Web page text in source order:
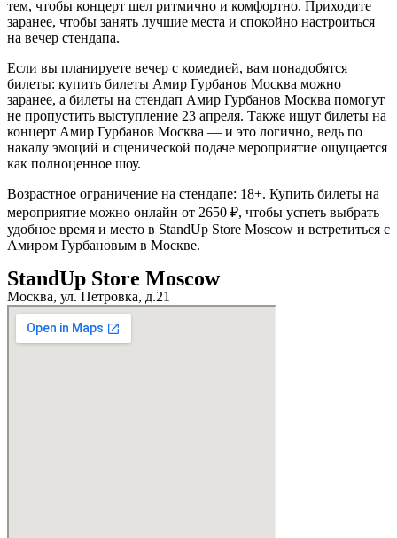
тем, чтобы концерт шел ритмично и комфортно. Приходите
заранее, чтобы занять лучшие места и спокойно настроиться
на вечер стендапа.
Если вы планируете вечер с комедией, вам понадобятся
билеты: купить билеты Амир Гурбанов Москва можно
заранее, а билеты на стендап Амир Гурбанов Москва помогут
не пропустить выступление 23 апреля. Также ищут билеты на
концерт Амир Гурбанов Москва — и это логично, ведь по
накалу эмоций и сценической подаче мероприятие ощущается
как полноценное шоу.
Возрастное ограничение на стендапе: 18+. Купить билеты на
мероприятие можно онлайн от 2650 ₽, чтобы успеть выбрать
удобное время и место в StandUp Store Moscow и встретиться с
Амиром Гурбановым в Москве.
StandUp Store Moscow
Москва, ул. Петровка, д.21